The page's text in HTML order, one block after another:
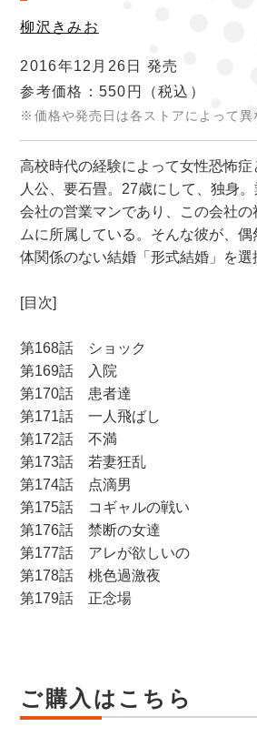
柳沢きみお
2016年12月26日 発売
参考価格：550円
（税込）
※価格や発売日は各ストアによって異
高校時代の経験によって女性恐怖
人公、要石畳。27歳にして、独身
会社の営業マンであり、この会社
ムに所属している。そんな彼が、
体関係のない結婚「形式結婚」を
[目次]
第168話 ショック
第169話 入院
第170話 患者達
第171話 一人飛ばし
第172話 不満
第173話 若妻狂乱
第174話 点滴男
第175話 コギャルの戦い
第176話 禁断の女達
第177話 アレが欲しいの
第178話 桃色過激夜
第179話 正念場
ご購入はこちら